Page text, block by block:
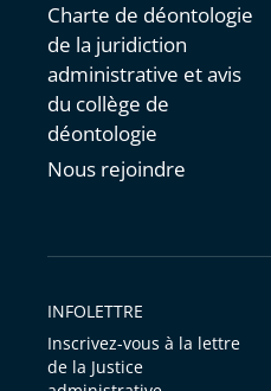
Charte de déontologie
de la juridiction
administrative et avis
du collège de
déontologie
Nous rejoindre
INFOLETTRE
Inscrivez-vous à la lettre
de la Justice